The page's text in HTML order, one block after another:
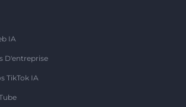
IA
D'entreprise
TikTok IA